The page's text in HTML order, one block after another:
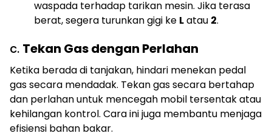
waspada terhadap tarikan mesin. Jika terasa
berat, segera turunkan gigi ke Latau 2.
c. Tekan Gas dengan Perlahan
Ketika berada di tanjakan, hindari menekan pedal
gas secara mendadak. Tekan gas secara bertahap
dan perlahan untuk mencegah mobil tersentak atau
kehilangan kontrol. Cara ini juga membantu menjaga
efisiensi bahan bakar.